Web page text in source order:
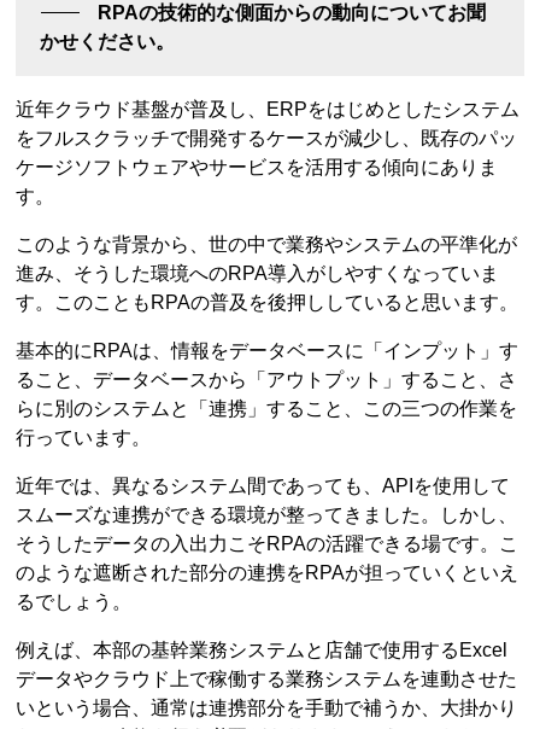
RPAの技術的な側面からの動向についてお聞
かせください。
近年クラウド基盤が普及し、ERPをはじめとしたシステム
をフルスクラッチで開発するケースが減少し、既存のパッ
ケージソフトウェアやサービスを活用する傾向にありま
す。
このような背景から、世の中で業務やシステムの平準化が
進み、そうした環境へのRPA導入がしやすくなっていま
す。このこともRPAの普及を後押ししていると思います。
基本的にRPAは、情報をデータベースに「インプット」す
ること、データベースから「アウトプット」すること、さ
らに別のシステムと「連携」すること、この三つの作業を
行っています。
近年では、異なるシステム間であっても、APIを使用して
スムーズな連携ができる環境が整ってきました。しかし、
そうしたデータの入出力こそRPAの活躍できる場です。こ
のような遮断された部分の連携をRPAが担っていくといえ
るでしょう。
例えば、本部の基幹業務システムと店舗で使用するExcel
データやクラウド上で稼働する業務システムを連動させた
いという場合、通常は連携部分を手動で補うか、大掛かり